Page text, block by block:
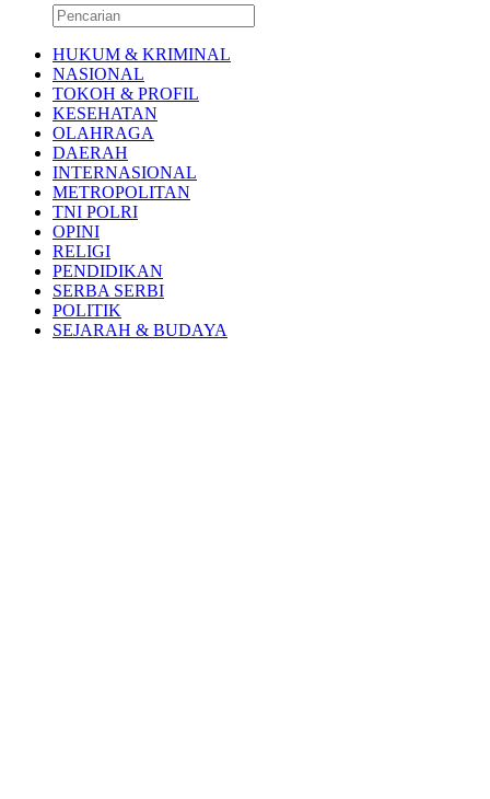
HUKUM & KRIMINAL
NASIONAL
TOKOH & PROFIL
KESEHATAN
OLAHRAGA
DAERAH
INTERNASIONAL
METROPOLITAN
TNI POLRI
OPINI
RELIGI
PENDIDIKAN
SERBA SERBI
POLITIK
SEJARAH & BUDAYA